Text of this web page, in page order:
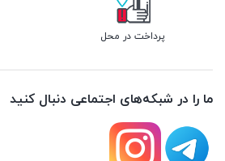
پرداخت در محل
ما را در شبکه‌های اجتماعی دنبال کنید